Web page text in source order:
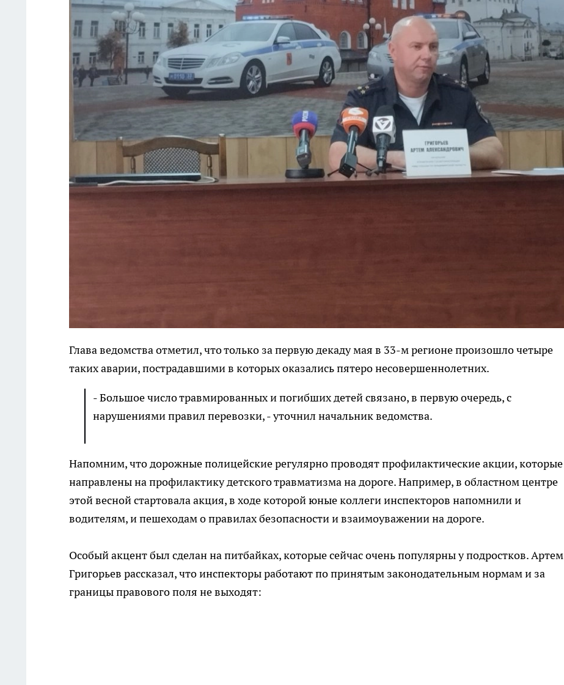
Глава ведомства отметил, что только за первую декаду мая в 33-м регионе произошло четыре
таких аварии, пострадавшими в которых оказались пятеро несовершеннолетних.
- Большое число травмированных и погибших детей связано, в первую очередь, с
нарушениями правил перевозки, - уточнил начальник ведомства.
Напомним, что дорожные полицейские регулярно проводят профилактические акции, которые
направлены на профилактику детского травматизма на дороге. Например, в областном центре
этой весной стартовала акция, в ходе которой юные коллеги инспекторов напомнили и
водителям, и пешеходам о правилах безопасности и взаимоуважении на дороге.
Особый акцент был сделан на питбайках, которые сейчас очень популярны у подростков. Артем
Григорьев рассказал, что инспекторы работают по принятым законодательным нормам и за
границы правового поля не выходят: